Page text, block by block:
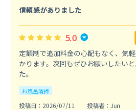
信頼感がありました
5.0
定額制で追加料金の心配もなく、気
かります。次回もぜひお願いしたい
た。
お風呂清掃
投稿日：2026/07/11
投稿者：Jun